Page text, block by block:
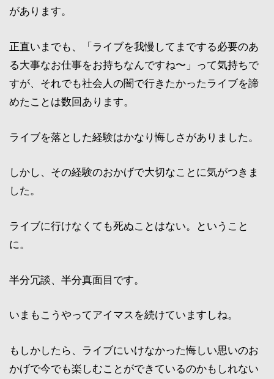
があります。
正直いまでも、「ライブを我慢してまでする必要のあ
る大事なお仕事をお持ちなんですね〜」って気持ちで
すが、それでも社会人の闇で行きたかったライブを諦
めたことは数回あります。
ライブを落とした経験はかなり悔しさがありました。
しかし、その経験のおかげで大切なことに気がつきま
した。
ライブに行けなくても死ぬことはない。ということ
に。
半分冗談、半分真面目です。
いまもこうやってアイマスを続けていますしね。
もしかしたら、ライブにいけなかった悔しい思いのお
かげで今でも楽しむことができているのかもしれない